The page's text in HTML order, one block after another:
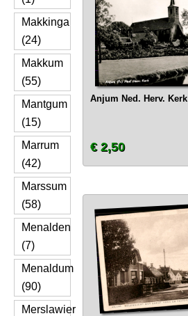
Makkinga
(24)
Makkum
(55)
Mantgum
(15)
Marrum
(42)
Marssum
(58)
Menalden
(7)
Menaldum
(90)
Merslawier
Anjum Ned. Herv. Kerk
€ 2,50